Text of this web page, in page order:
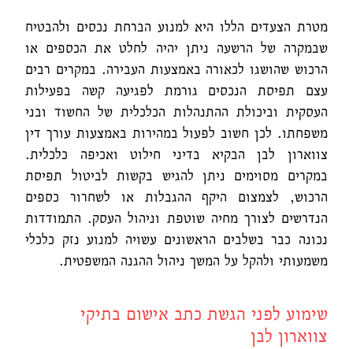
מטרת הצעדים הללו היא למנוע הברחת נכסים ולהבטיח
שבמקרה של הרשעה ניתן יהיה לחלט את הכספים או
הרכוש שהושגו לכאורה באמצעות העבירה. במקרים רבים
עצם תפיסת הנכסים גורמת לפגיעה קשה בפעילות
העסקית וביכולת ההתנהלות הכלכלית של החשוד ובני
משפחתו. לכן חשוב לפעול במהירות באמצעות עורך דין
צווארון לבן הבקיא בדיני חילוט ואכיפה כלכלית.
במקרים מסוימים ניתן להגיש בקשות לביטול תפיסת
הרכוש, לצמצום היקף ההגבלות או לשחרור כספים
הנדרשים לצורך מחיה שוטפת וניהול העסק. התמודדות
נכונה כבר בשלבים הראשונים עשויה למנוע נזק כלכלי
משמעותי ולהקל על המשך ניהול ההגנה המשפטית.
שימוע לפני הגשת כתב אישום בתיקי
צווארון לבן